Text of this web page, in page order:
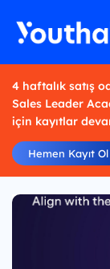
4 haftalık satış
Sales Leader
için kayıtlar
Hemen Kayıt Ol